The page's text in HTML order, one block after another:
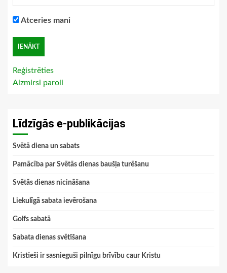
Atceries mani
Reģistrēties
Aizmirsi paroli
Līdzīgās e-publikācijas
Svētā diena un sabats
Pamācība par Svētās dienas baušļa turēšanu
Svētās dienas nicināšana
Liekulīgā sabata ievērošana
Golfs sabatā
Sabata dienas svētīšana
Kristieši ir sasnieguši pilnīgu brīvību caur Kristu